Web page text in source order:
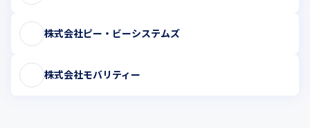
株式会社ピー・ビーシステムズ
株式会社モバリティー